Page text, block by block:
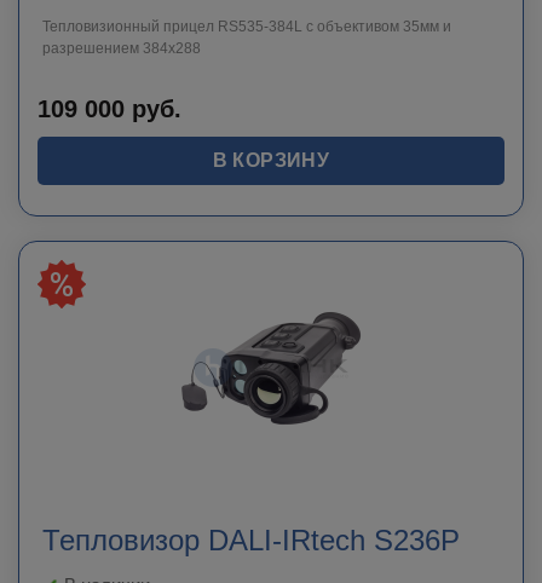
Тепловизионный прицел RS535-384L c объективом 35мм и
разрешением 384х288
109 000 руб.
В КОРЗИНУ
Тепловизор DALI-IRtech S236P